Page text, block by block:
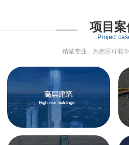
项目案
Project
精诚专业，为您尽可能